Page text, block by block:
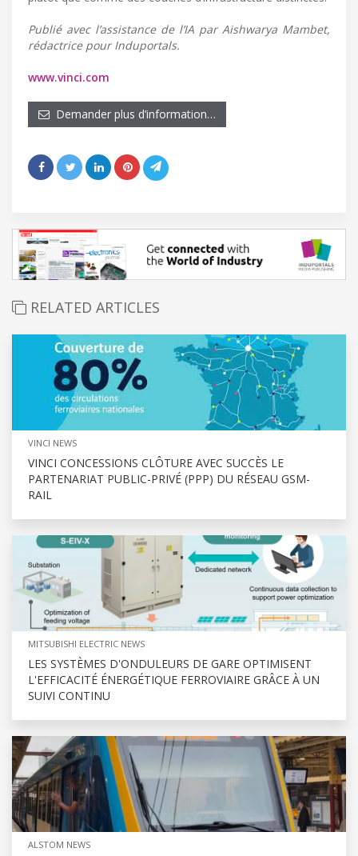
Publié avec l’assistance de l’IA par Aishwarya Mambet,
rédactrice pour Induportals.
www.vinci.com
Demander plus d’information…
RELATED ARTICLES
VINCI NEWS
VINCI CONCESSIONS CLÔTURE AVEC SUCCÈS LE
PARTENARIAT PUBLIC-PRIVÉ (PPP) DU RÉSEAU GSM-
RAIL
MITSUBISHI ELECTRIC NEWS
LES SYSTÈMES D'ONDULEURS DE GARE OPTIMISENT
L'EFFICACITÉ ÉNERGÉTIQUE FERROVIAIRE GRÂCE À UN
SUIVI CONTINU
ALSTOM NEWS